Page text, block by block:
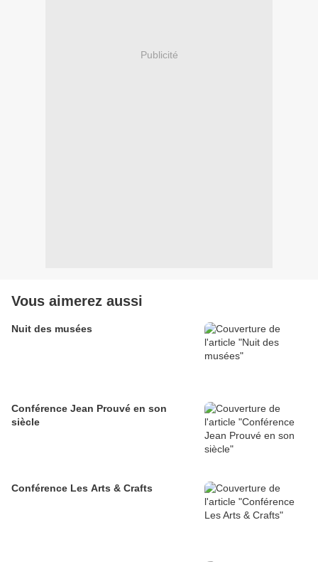
Publicité
Vous aimerez aussi
Nuit des musées
Conférence Jean Prouvé en son
siècle
Conférence Les Arts & Crafts